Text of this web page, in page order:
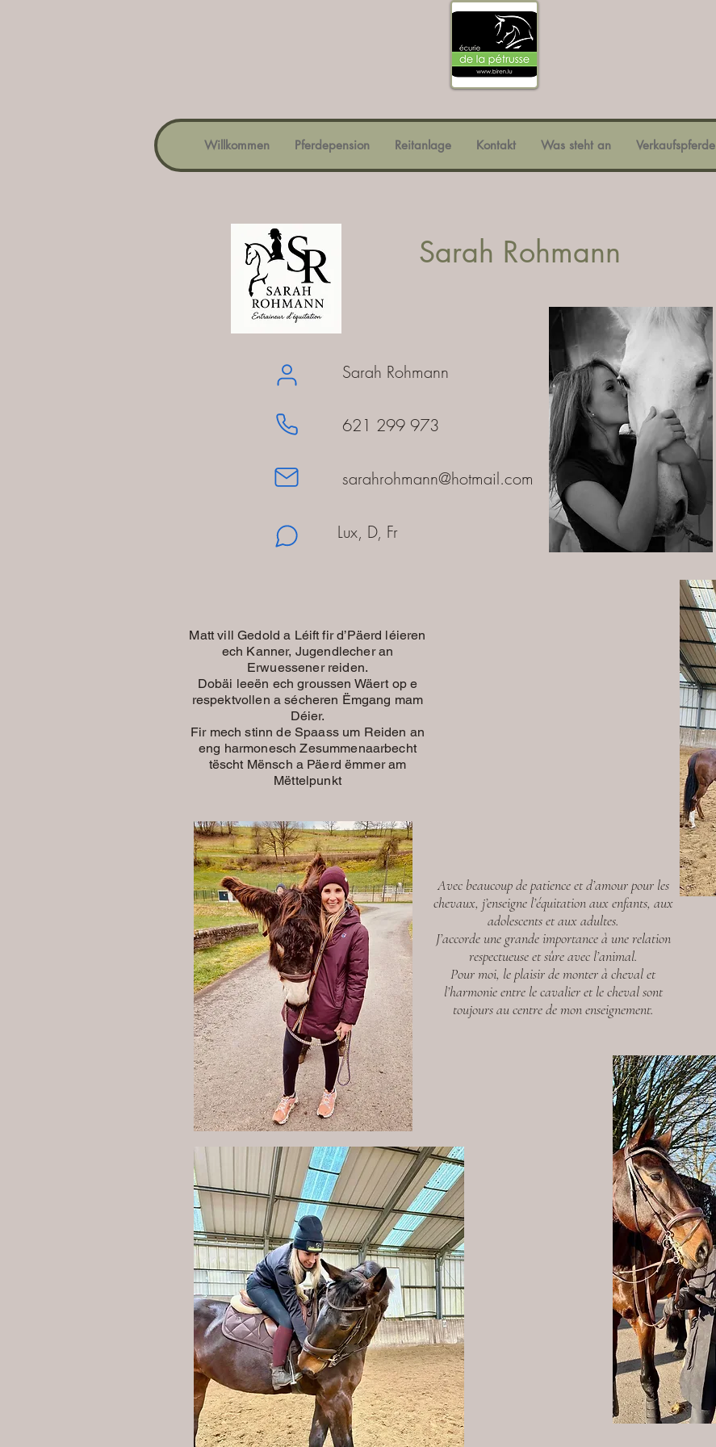
Willkommen Pferdepension Reitanlage Kontakt Was steht an Verkaufspferde
Sarah Rohmann
Sarah Rohmann
621 299 973
sarahrohmann@hotmail.com
Lux, D, Fr
Matt vill Gedold a Léift fir d’Päerd léieren
ech Kanner, Jugendlecher an
Erwuessener reiden.
Dobäi leeën ech groussen Wäert op e
respektvollen a sécheren Ëmgang mam
Déier.
Fir mech stinn de Spaass um Reiden an
eng harmonesch Zesummenaarbecht
tëscht Mënsch a Päerd ëmmer am
Mëttelpunkt
Avec beaucoup de patience et d’amour pour les
chevaux, j’enseigne l’équitation aux enfants, aux
adolescents et aux adultes.
J’accorde une grande importance à une relation
respectueuse et sûre avec l’animal.
Pour moi, le plaisir de monter à cheval et
l’harmonie entre le cavalier et le cheval sont
toujours au centre de mon enseignement.